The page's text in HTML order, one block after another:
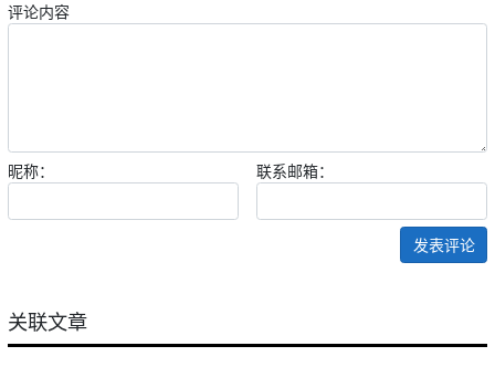
评论内容
昵称： 联系邮箱：
发表评论
关联文章